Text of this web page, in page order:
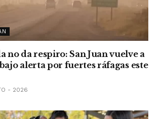
no da respiro: San Juan vuelve a
alerta por fuertes ráfagas este
- 2026